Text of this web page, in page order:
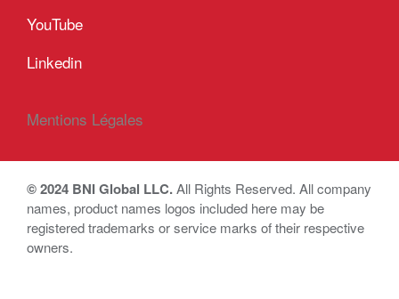
YouTube
Linkedin
Mentions Légales
© 2024 BNI Global LLC.All Rights Reserved. All company
names, product names logos included here may be
registered trademarks or service marks of their respective
owners.